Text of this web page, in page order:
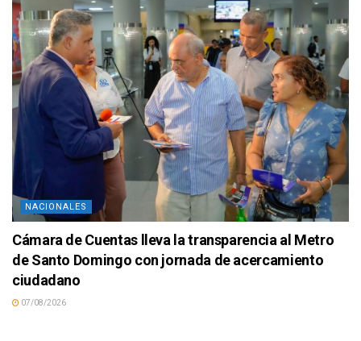
NACIONALES
Cámara de Cuentas lleva la transparencia al Metro
de Santo Domingo con jornada de acercamiento
ciudadano
07/08/2026